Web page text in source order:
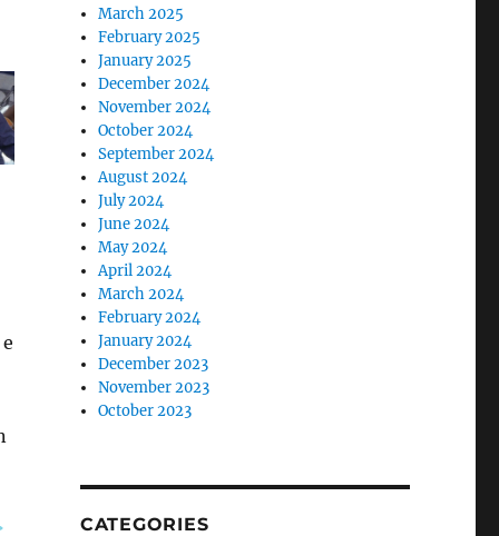
March 2025
February 2025
January 2025
December 2024
November 2024
October 2024
September 2024
August 2024
July 2024
June 2024
May 2024
April 2024
March 2024
February 2024
January 2024
December 2023
November 2023
October 2023
CATEGORIES